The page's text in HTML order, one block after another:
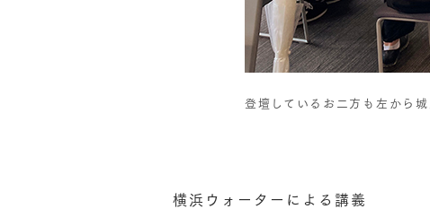
登壇しているお二方も左から
横浜ウォーターによる講義